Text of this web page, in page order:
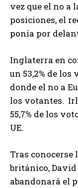
vez que el no a
posiciones, el
ponía por
Inglaterra en
un 53,2% de los
donde el no a
los votantes.
55,7% de los
UE.
Tras
británico, David
abandonará el